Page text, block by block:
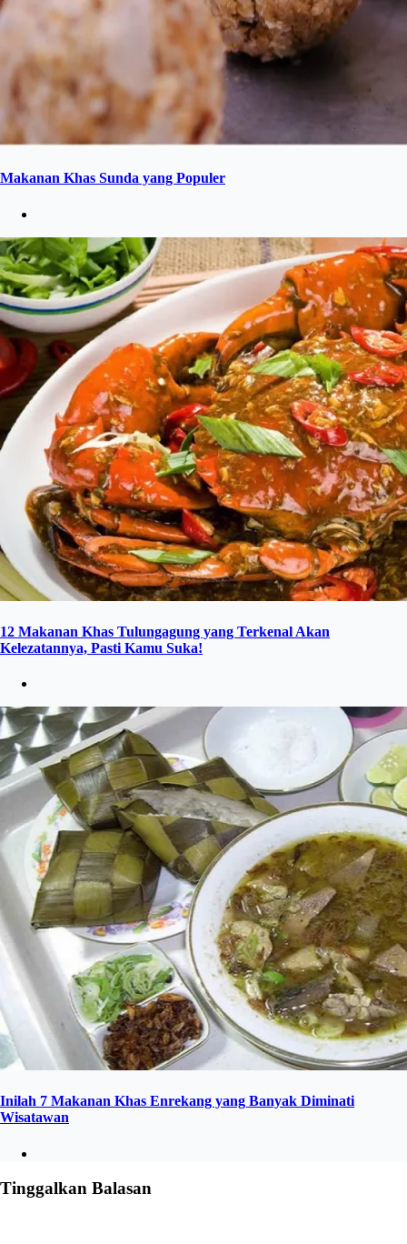
Makanan Khas Sunda yang Populer
12 Makanan Khas Tulungagung yang Terkenal Akan
Kelezatannya, Pasti Kamu Suka!
Inilah 7 Makanan Khas Enrekang yang Banyak Diminati
Wisatawan
Tinggalkan Balasan